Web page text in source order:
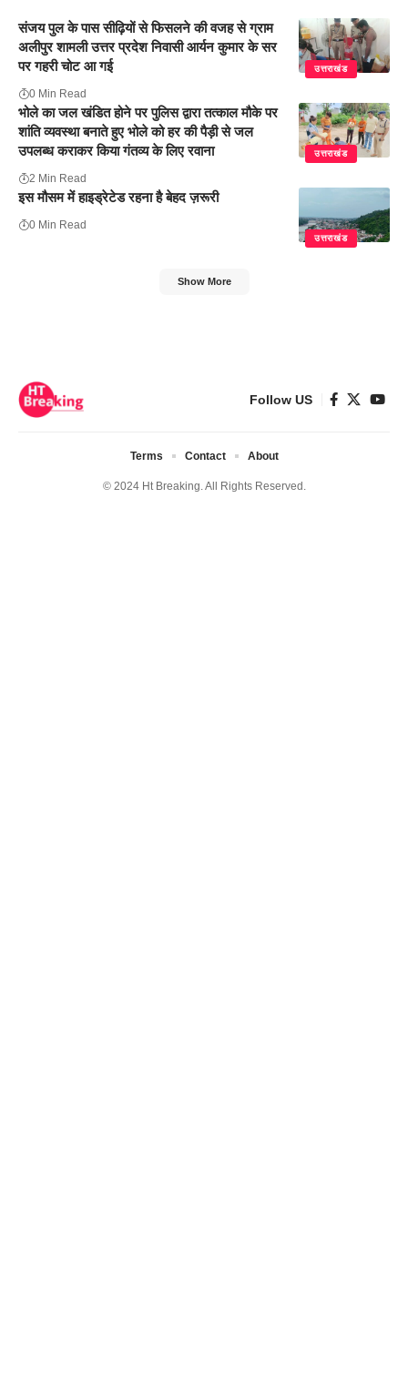
उत्तराखंड
संजय पुल के पास सीढ़ियों से फिसलने की वजह से ग्राम
अलीपुर शामली उत्तर प्रदेश निवासी आर्यन कुमार के सर
पर गहरी चोट आ गई
0 Min Read
उत्तराखंड
भोले का जल खंडित होने पर पुलिस द्वारा तत्काल मौके पर
शांति व्यवस्था बनाते हुए भोले को हर की पैड़ी से जल
उपलब्ध कराकर किया गंतव्य के लिए रवाना
2 Min Read
उत्तराखंड
इस मौसम में हाइड्रेटेड रहना है बेहद ज़रूरी
0 Min Read
Show More
Follow US
© 2024 Ht Breaking. All Rights Reserved.
Terms Contact About